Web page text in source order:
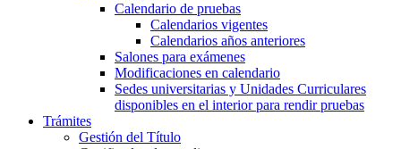
Calendario de pruebas
Calendarios vigentes
Calendarios años anteriores
Salones para exámenes
Modificaciones en calendario
Sedes universitarias y Unidades Curriculares
disponibles en el interior para rendir pruebas
Trámites
Gestión del Título